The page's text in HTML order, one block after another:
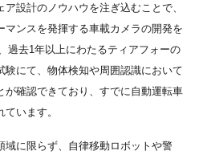
設計のノウハウを注ぎ込むことで、
マンスを発揮する車載カメラの開発を
過去1年以上にわたるティアフォーの
験にて、物体検知や周囲認識において
が確認できており、すでに自動運転車
います。
域に限らず、自律移動ロボットや警